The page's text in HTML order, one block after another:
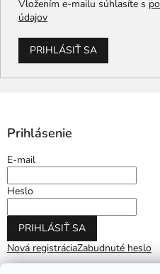
Vložením e-mailu súhlasíte s
údajov
PRIHLÁSIŤ SA
Prihlásenie
E-mail
Heslo
PRIHLÁSIŤ SA
Nová registráciaZabudnuté heslo